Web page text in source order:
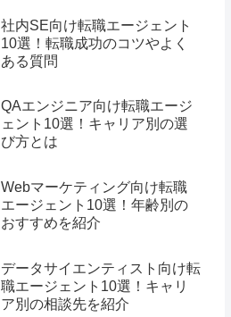
社内SE向け転職エージェント
10選！転職成功のコツやよく
ある質問
QAエンジニア向け転職エージ
ェント10選！キャリア別の選
び方とは
Webマーケティング向け転職
エージェント10選！年齢別の
おすすめを紹介
データサイエンティスト向け転
職エージェント10選！キャリ
ア別の相談先を紹介